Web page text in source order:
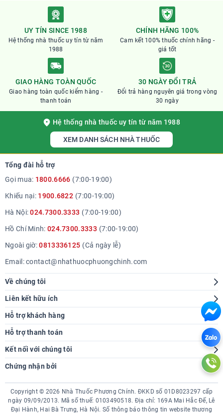
UY TÍN SINCE 1988
Hệ thống nhà thuốc uy tín từ năm
1988
CHÍNH HÃNG 100%
Cam kết 100% thuốc chính hãng -
giá tốt
GIAO HÀNG TOÀN QUỐC
Giao hàng toàn quốc kiểm hàng -
thanh toán
30 NGÀY ĐỔI TRẢ
Đổi trả hàng nguyên giá trong vòng
30 ngày
Hệ thống nhà thuốc uy tín từ năm 1988
XEM DANH SÁCH NHÀ THUỐC
Tổng đài hỗ trợ
Gọi mua: 1800.6666 (7:00-19:00)
Khiếu nại: 1900.6822 (7:00-19:00)
Hà Nội:024.7300.3333 (7:00-19:00)
Hồ Chí Minh: 024.7300.3333 (7:00-19:00)
Ngoài giờ:0813336125 (Cả ngày lễ)
Email:contact@nhathuocphuongchinh.com
Về chúng tôi
Giới thiệu
Hệ thống cửa hàng
Báo chí nói về chúng tôi
Thông tin tuyển dụng
Liên hệ hợp tác
Liên kết hữu ích
Tra cứu bệnh
Góc sức khoẻ
Hỗ trợ khách hàng
Hướng dẫn mua hàng
Chính sách giao hàng
Chính sách thanh toán
Chính sách tích điểm
Chính sách bảo hành đổi trả
Chính sách bảo mật
Hỗ trợ thanh toán
Kết nối với chúng tôi
Chứng nhận bởi
Copyright © 2026 Nhà Thuốc Phương Chính. ĐKKD số 01D8023297 cấp
ngày 09/09/2013. Mã số thuế: 0103490518. Địa chỉ: 169A Mai Hắc Đế, Lê
Đại Hành, Hai Bà Trưng, Hà Nội. Số thông báo thông tin website thương